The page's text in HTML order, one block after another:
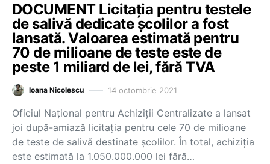
DOCUMENT Licitația pentru testele
de salivă dedicate școlilor a fost
lansată. Valoarea estimată pentru
70 de milioane de teste este de
peste 1 miliard de lei, fără TVA
Ioana Nicolescu 14 octombrie 2021
Oficiul Național pentru Achiziții Centralizate a lansat
joi după-amiază licitația pentru cele 70 de milioane
de teste de salivă destinate școlilor. În total, achiziția
este estimată la 1.050.000.000 lei fără…